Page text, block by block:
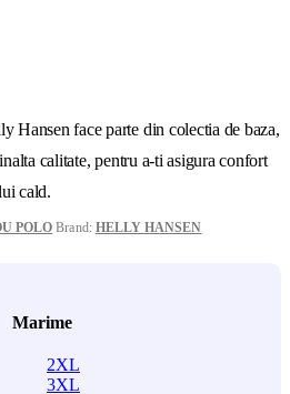
Hansen face parte din colectia de baza,
calitate, pentru a-ti asigura confort
cald.
POLO Brand: HELLY HANSEN
Marime
2XL
3XL